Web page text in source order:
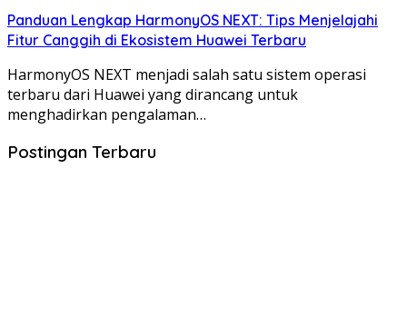
Panduan Lengkap HarmonyOS NEXT: Tips Menjelajahi
Fitur Canggih di Ekosistem Huawei Terbaru
HarmonyOS NEXT menjadi salah satu sistem operasi
terbaru dari Huawei yang dirancang untuk
menghadirkan pengalaman…
Postingan Terbaru